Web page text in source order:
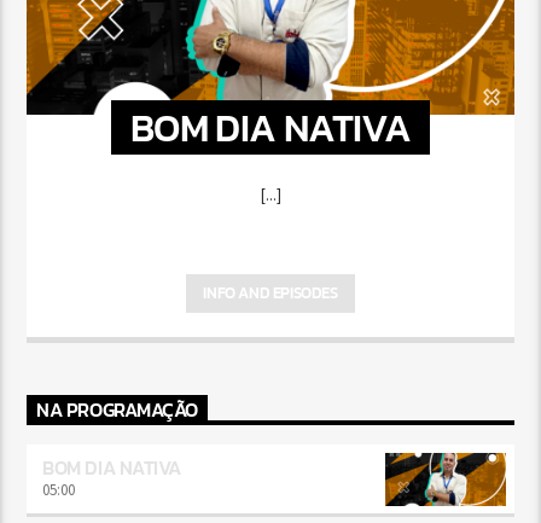
BOM DIA NATIVA
[...]
INFO AND EPISODES
NA PROGRAMAÇÃO
BOM DIA NATIVA
05:00